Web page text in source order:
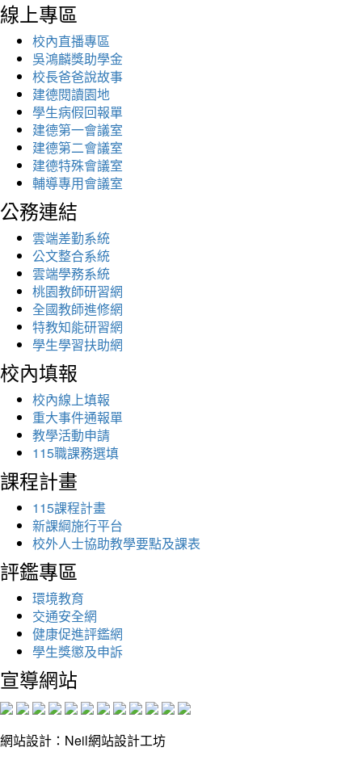
線上專區
校內直播專區
吳鴻麟獎助學金
校長爸爸說故事
建德閱讀園地
學生病假回報單
建德第一會議室
建德第二會議室
建德特殊會議室
輔導專用會議室
公務連結
雲端差勤系統
公文整合系統
雲端學務系統
桃園教師研習網
全國教師進修網
特教知能研習網
學生學習扶助網
校內填報
校內線上填報
重大事件通報單
教學活動申請
115職課務選填
課程計畫
115課程計畫
新課綱施行平台
校外人士協助教學要點及課表
評鑑專區
環境教育
交通安全網
健康促進評鑑網
學生獎懲及申訴
宣導網站
網站設計：Neil網站設計工坊